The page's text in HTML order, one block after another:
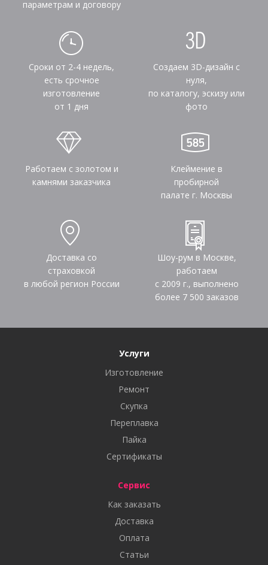
параметрам и договору
Сроки от 2-4 недель,
есть срочное
изготовление
от 1 дня
Создаем 3D-дизайн с
нуля,
по каталогу, эскизу или
фото
Работаем с золотом и
камнями заказчика
Клеймение в
пробирной
палате г. Москвы
Доставка со
страховкой
в любой регион России
Шоу-рум в Москве,
работаем
с 2009 г., выполнено
более 7 500 заказов
Услуги
Изготовление
Ремонт
Скупка
Переплавка
Пайка
Сертификаты
Сервис
Как заказать
Доставка
Оплата
Статьи